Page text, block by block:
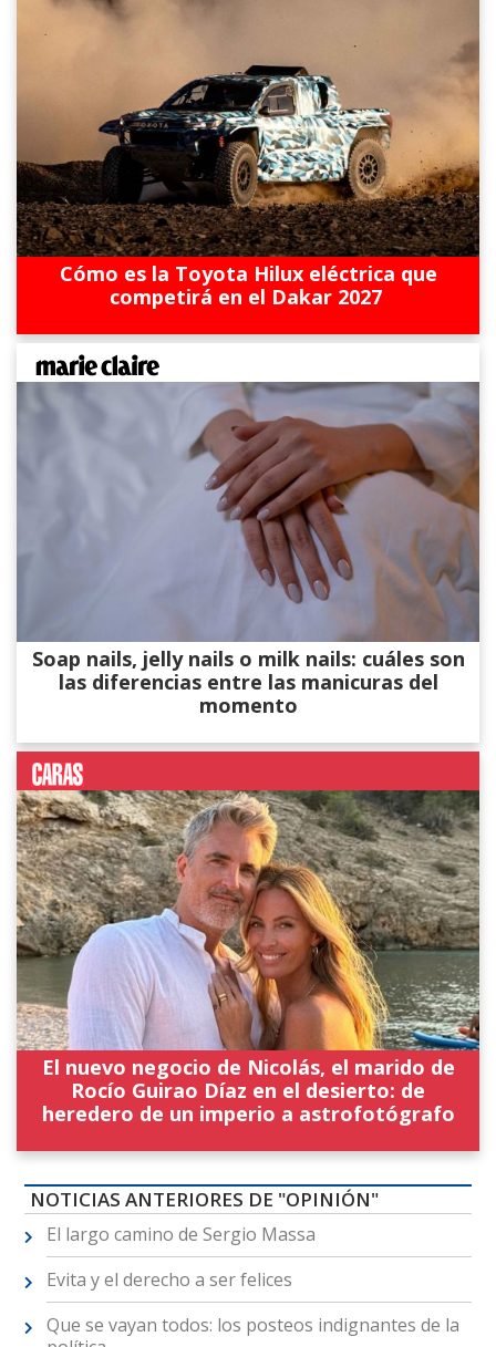
Cómo es la Toyota Hilux eléctrica que
competirá en el Dakar 2027
Soap nails, jelly nails o milk nails: cuáles son
las diferencias entre las manicuras del
momento
El nuevo negocio de Nicolás, el marido de
Rocío Guirao Díaz en el desierto: de
heredero de un imperio a astrofotógrafo
NOTICIAS ANTERIORES DE "OPINIÓN"
El largo camino de Sergio Massa
Evita y el derecho a ser felices
Que se vayan todos: los posteos indignantes de la